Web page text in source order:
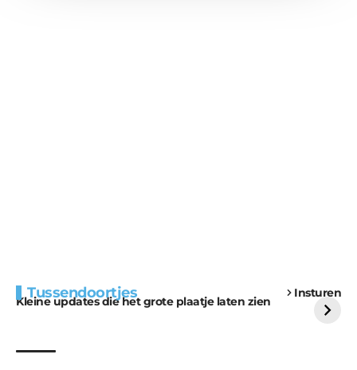
Tussendoortjes Insturen
Kleine updates die het grote plaatje laten zien
voor kabouters
uitdaging